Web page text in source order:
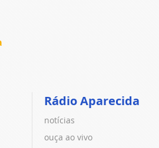
Rádio Aparecida
notícias
ouça ao vivo